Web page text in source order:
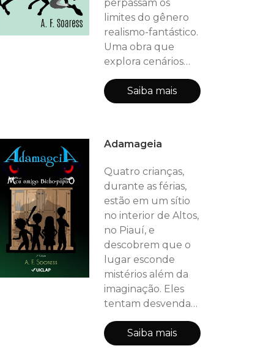
perpassam os
limites do gênero
realismo-fantástico.
Uma obra que
explora cenários
que oscilam entre
cidade e matas do
sertão nordestino,
humanas, rodeadas
por suas virtudes e
vicissitudes. Pelas
páginas dessa obra
circulam homens
valentes à moda
antiga, heróis de
outrora, mas també
Saiba mais
Adamageia
Quatro crianças,
durante as férias,
estão em um sítio
no interior de Altos,
no Piauí, e
descobrem que o
lugar esconde
mistérios além da
imaginação. Eles
tentam desvendar
esses mistérios e
acabam se vendo
enredados numa
Saiba mais